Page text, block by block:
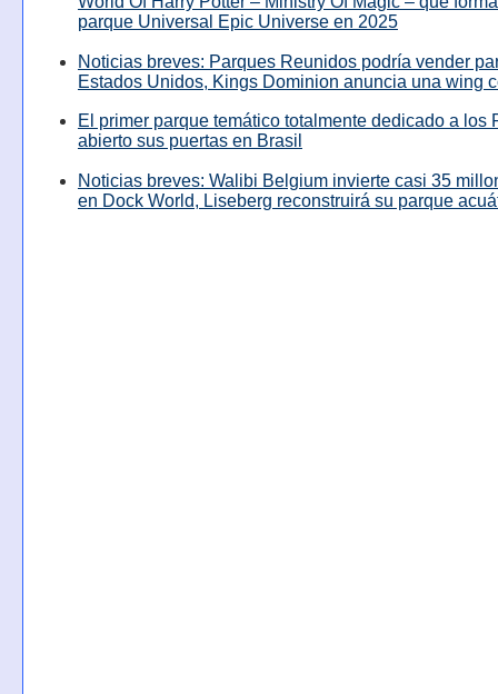
parque Universal Epic Universe en 2025
Noticias breves: Parques Reunidos podría vender
Estados Unidos, Kings Dominion anuncia una wing
El primer parque temático totalmente dedicado a los
abierto sus puertas en Brasil
Noticias breves: Walibi Belgium invierte casi 35
en Dock World, Liseberg reconstruirá su parque